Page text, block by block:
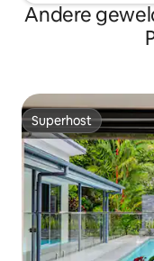
Andere
Superhost
Superhost